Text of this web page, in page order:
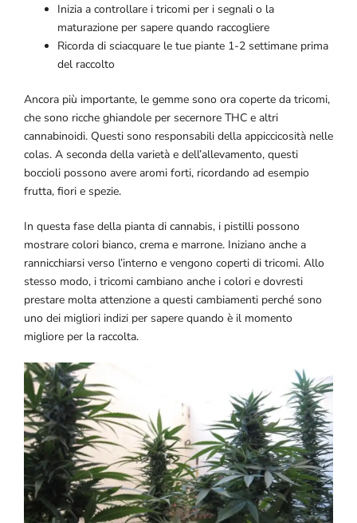
Inizia a controllare i tricomi per i segnali o la
maturazione per sapere quando raccogliere
Ricorda di sciacquare le tue piante 1-2 settimane prima
del raccolto
Ancora più importante, le gemme sono ora coperte da tricomi,
che sono ricche ghiandole per secernore THC e altri
cannabinoidi. Questi sono responsabili della appiccicosità nelle
colas. A seconda della varietà e dell’allevamento, questi
boccioli possono avere aromi forti, ricordando ad esempio
frutta, fiori e spezie.
In questa fase della pianta di cannabis, i pistilli possono
mostrare colori bianco, crema e marrone. Iniziano anche a
rannicchiarsi verso l’interno e vengono coperti di tricomi. Allo
stesso modo, i tricomi cambiano anche i colori e dovresti
prestare molta attenzione a questi cambiamenti perché sono
uno dei migliori indizi per sapere quando è il momento
migliore per la raccolta.